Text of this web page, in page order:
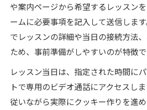
や案内ページから希望するレッスン
ームに必要事項を記入して送信しま
でレッスンの詳細や当日の接続方法
ため、事前準備がしやすいのが特徴で
レッスン当日は、指定された時間に
トで専用のビデオ通話にアクセスし
従いながら実際にクッキー作りを進め